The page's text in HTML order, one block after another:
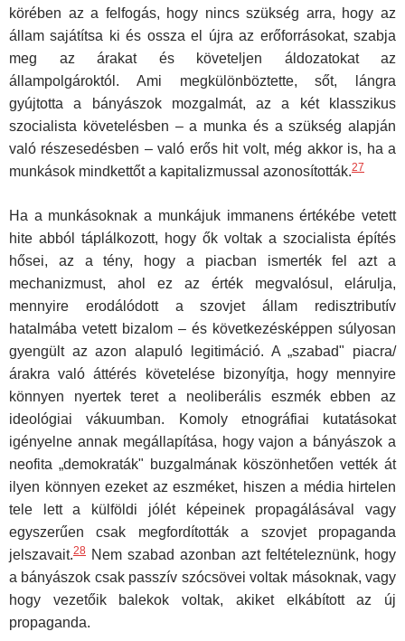
körében az a felfogás, hogy nincs szükség arra, hogy az
állam sajátítsa ki és ossza el újra az erőforrásokat, szabja
meg az árakat és követeljen áldo­zatokat az
állampolgároktól. Ami megkülönböztette, sőt, lángra
gyújtotta a bányászok mozgalmát, az a két klasszikus
szocialista követelésben – a munka és a szükség alapján
való részesedésben – való erős hit volt, még akkor is, ha a
munkások mindkettőt a kapitalizmussal azonosították.27
Ha a munkásoknak a munkájuk immanens értékébe vetett
hite abból táplálkozott, hogy ők voltak a szocialista építés
hősei, az a tény, hogy a piacban ismerték fel azt a
mechanizmust, ahol ez az érték megvalósul, elárulja,
mennyire erodálódott a szovjet állam redisztributív
hatalmába vetett bizalom – és következésképpen súlyosan
gyengült az azon alapuló legitimáció. A „szabad" piacra/
árakra való áttérés követelése bizonyítja, hogy mennyire
könnyen nyertek teret a neoliberális eszmék ebben az
ideológiai vákuumban. Komoly etnográfiai kutatásokat
igényelne annak megállapítása, hogy vajon a bányászok a
neofita „demokraták" buz­galmának köszönhetően vették át
ilyen könnyen ezeket az eszméket, hiszen a média hirtelen
tele lett a külföldi jólét képeinek propagálásával vagy
egyszerűen csak megfordították a szovjet propaganda
jelszavait.28 Nem szabad azonban azt feltételeznünk, hogy
a bányászok csak passzív szócsövei voltak másoknak, vagy
hogy vezetőik balekok voltak, akiket elkábított az új
propaganda.